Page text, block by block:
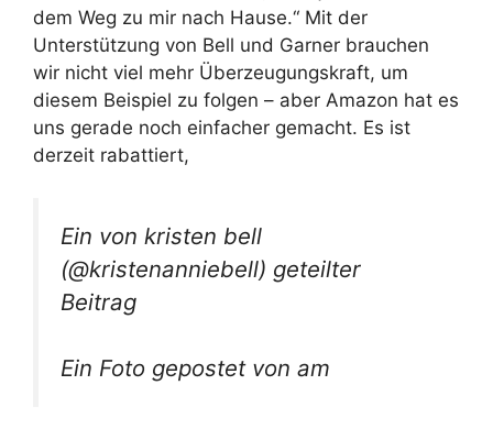
dem Weg zu mir nach Hause.“ Mit der
Unterstützung von Bell und Garner brauchen
wir nicht viel mehr Überzeugungskraft, um
diesem Beispiel zu folgen – aber Amazon hat es
uns gerade noch einfacher gemacht. Es ist
derzeit rabattiert,
Ein von kristen bell
(@kristenanniebell) geteilter
Beitrag
Ein Foto gepostet von am